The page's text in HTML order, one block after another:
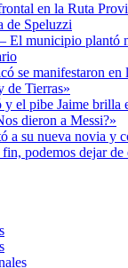
en la Ruta
de Speluzzi
El municipio plantó
se manifestaron en
de Tierras»
y el pibe Jaime brilla
dieron a Messi?»
a su nueva novia y
podemos dejar de